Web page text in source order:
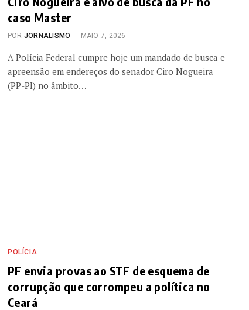
caso Master
POR JORNALISMO MAIO 7, 2026
A Polícia Federal cumpre hoje um mandado de busca e
apreensão em endereços do senador Ciro Nogueira
(PP-PI) no âmbito…
POLÍCIA
PF envia provas ao STF de esquema de
corrupção que corrompeu a política no
Ceará